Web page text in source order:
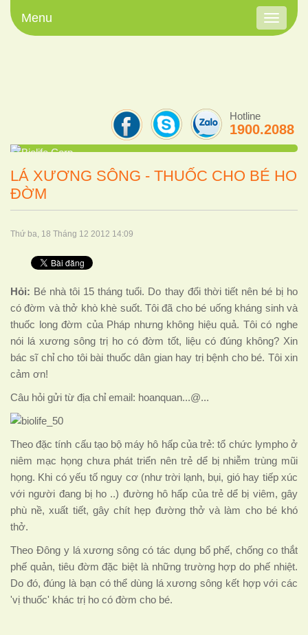
Toggle
Menu
Hotline
1900.2088
LÁ XƯƠNG SÔNG - THUỐC CHO BÉ HO
ĐỜM
Thứ ba, 18 Tháng 12 2012 14:09
Hỏi: Bé nhà tôi 15 tháng tuổi. Do thay đổi thời tiết nên bé bị ho
có đờm và thở khò khè suốt. Tôi đã cho bé uống kháng sinh và
thuốc long đờm của Pháp nhưng không hiệu quả. Tôi có nghe
nói lá xương sông trị ho có đờm tốt, liệu có đúng không? Xin
bác sĩ chỉ cho tôi bài thuốc dân gian hay trị bệnh cho bé. Tôi xin
cảm ơn!
Câu hỏi gửi từ địa chỉ email: hoanquan...@...
Theo đặc tính cấu tạo bộ máy hô hấp của trẻ: tổ chức lympho ở
niêm mạc họng chưa phát triển nên trẻ dể bị nhiễm trùng mũi
họng. Khi có yếu tố nguy cơ (như trời lạnh, bụi, gió hay tiếp xúc
với người đang bị ho ..) đường hô hấp của trẻ dể bị viêm, gây
phù nề, xuất tiết, gây chít hẹp đường thở và làm cho bé khó
thở.
Theo Đông y lá xương sông có tác dụng bổ phế, chống co thắt
phế quản, tiêu đờm đặc biệt là những trường hợp do phế nhiệt.
Do đó, đúng là bạn có thể dùng lá xương sông kết hợp với các
'vị thuốc' khác trị ho có đờm cho bé.